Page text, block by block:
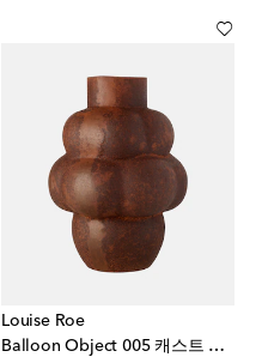
Louise Roe
Balloon Object 005 캐스트 아이언 화병